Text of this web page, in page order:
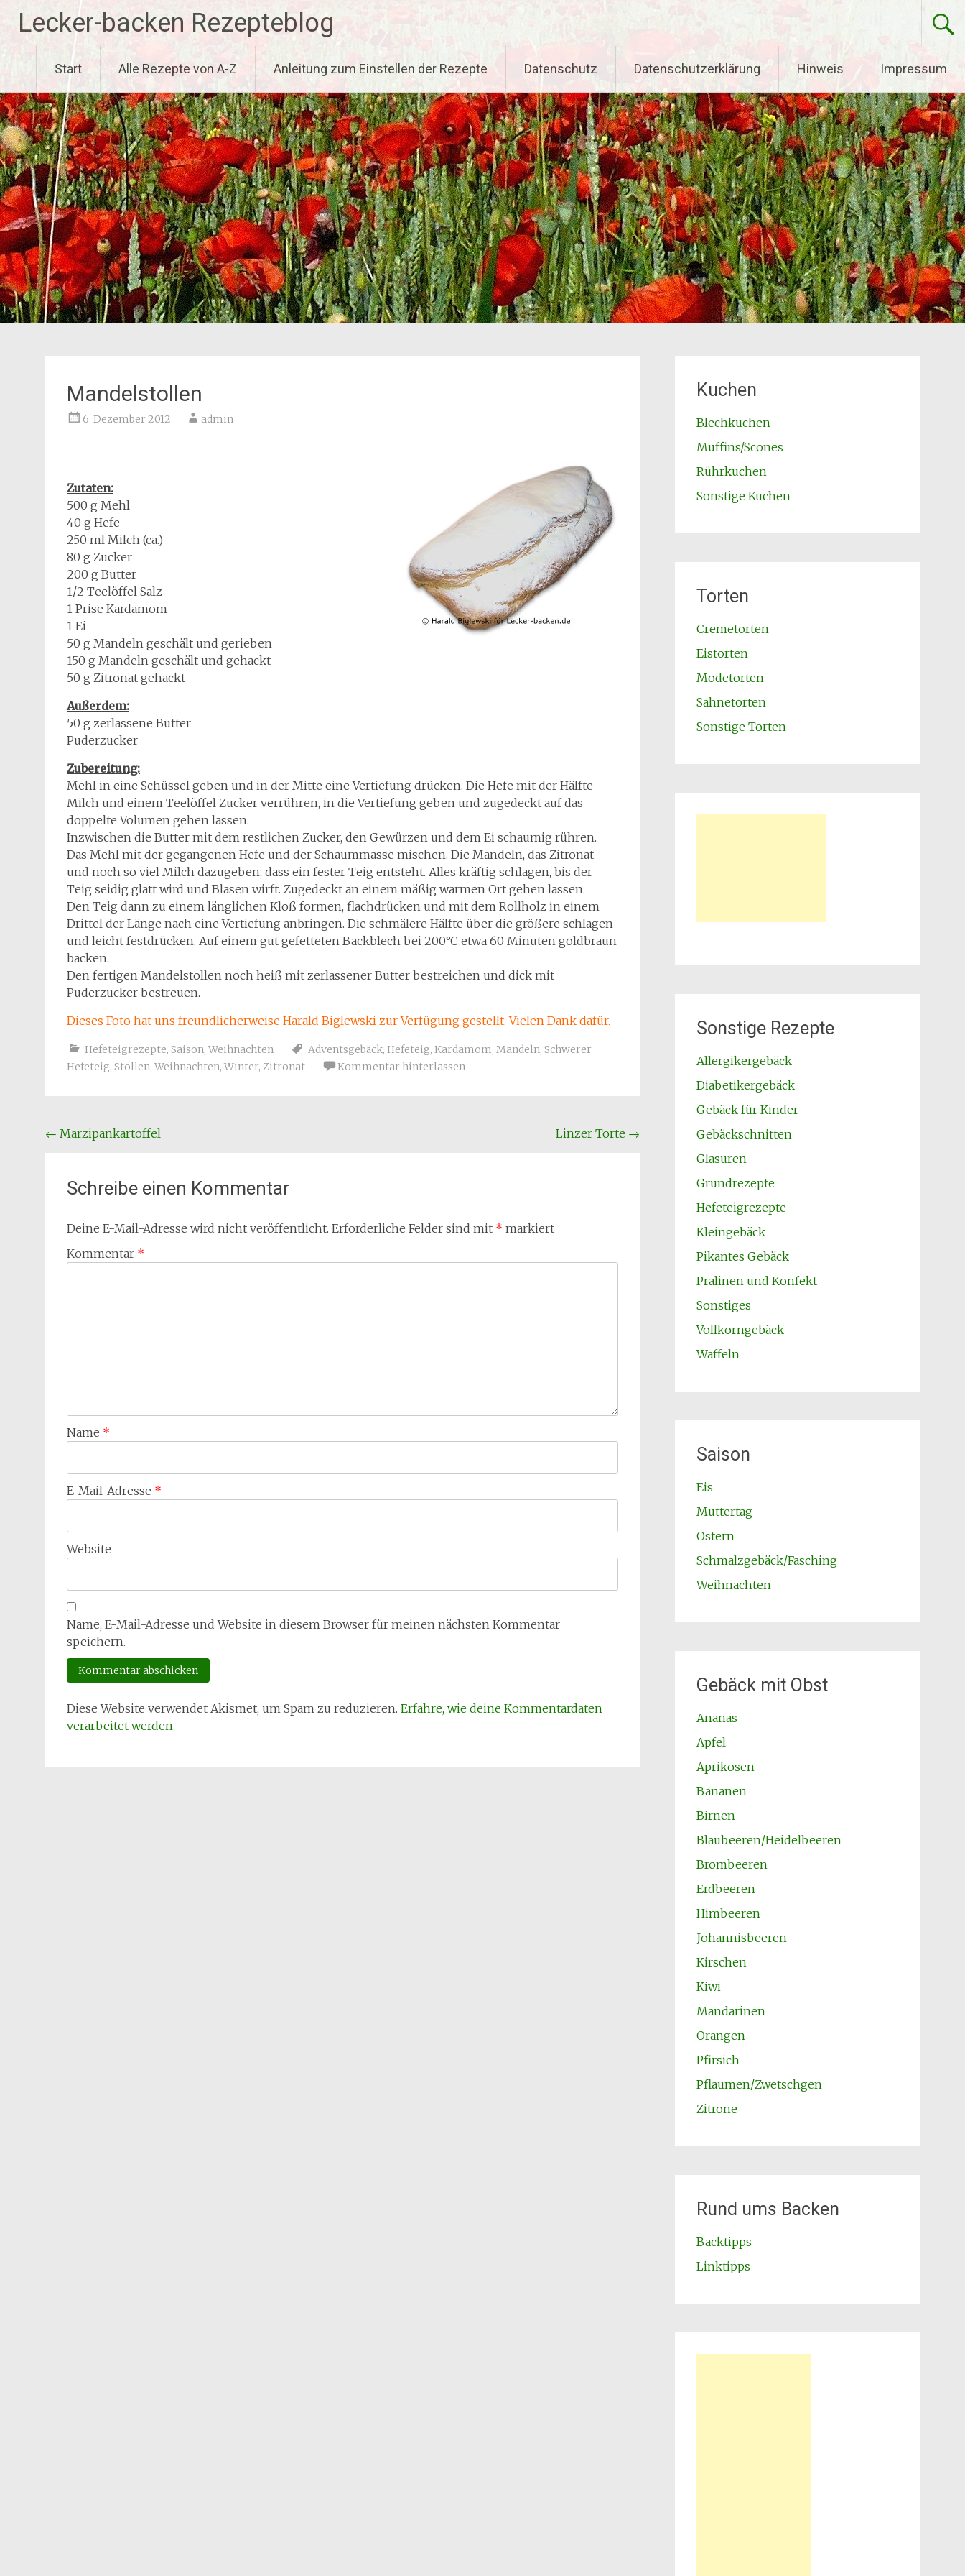
springen
Lecker-backen Rezepteblog
Start Alle Rezepte von A-Z Anleitung zum Einstellen der Rezepte Datenschutz Datenschutzerklärung Hinweis Impressum
Mandelstollen
6. Dezember 2012 admin
Zutaten:
500 g Mehl
40 g Hefe
250 ml Milch (ca.)
80 g Zucker
200 g Butter
1/2 Teelöffel Salz
1 Prise Kardamom
1 Ei
50 g Mandeln geschält und gerieben
150 g Mandeln geschält und gehackt
50 g Zitronat gehackt
Außerdem:
50 g zerlassene Butter
Puderzucker
Zubereitung:
Mehl in eine Schüssel geben und in der Mitte eine Vertiefung drücken. Die Hefe mit der Hälfte
Milch und einem Teelöffel Zucker verrühren, in die Vertiefung geben und zugedeckt auf das
doppelte Volumen gehen lassen.
Inzwischen die Butter mit dem restlichen Zucker, den Gewürzen und dem Ei schaumig rühren.
Das Mehl mit der gegangenen Hefe und der Schaummasse mischen. Die Mandeln, das Zitronat
und noch so viel Milch dazugeben, dass ein fester Teig entsteht. Alles kräftig schlagen, bis der
Teig seidig glatt wird und Blasen wirft. Zugedeckt an einem mäßig warmen Ort gehen lassen.
Den Teig dann zu einem länglichen Kloß formen, flachdrücken und mit dem Rollholz in einem
Drittel der Länge nach eine Vertiefung anbringen. Die schmälere Hälfte über die größere schlagen
und leicht festdrücken. Auf einem gut gefetteten Backblech bei 200°C etwa 60 Minuten goldbraun
backen.
Den fertigen Mandelstollen noch heiß mit zerlassener Butter bestreichen und dick mit
Puderzucker bestreuen.
Dieses Foto hat uns freundlicherweise Harald Biglewski zur Verfügung gestellt. Vielen Dank dafür.
Hefeteigrezepte, Saison, Weihnachten Adventsgebäck, Hefeteig, Kardamom, Mandeln, Schwerer
Hefeteig, Stollen, Weihnachten, Winter, Zitronat Kommentar hinterlassen
Beitragsnavigation
← Marzipankartoffel Linzer Torte →
Schreibe einen Kommentar
Deine E-Mail-Adresse wird nicht veröffentlicht. Erforderliche Felder sind mit * markiert
Kommentar *
Name *
E-Mail-Adresse *
Website
Name, E-Mail-Adresse und Website in diesem Browser für meinen nächsten Kommentar
speichern.
Diese Website verwendet Akismet, um Spam zu reduzieren. Erfahre, wie deine Kommentardaten
verarbeitet werden.
Kuchen
Blechkuchen
Muffins/Scones
Rührkuchen
Sonstige Kuchen
Torten
Cremetorten
Eistorten
Modetorten
Sahnetorten
Sonstige Torten
Sonstige Rezepte
Allergikergebäck
Diabetikergebäck
Gebäck für Kinder
Gebäckschnitten
Glasuren
Grundrezepte
Hefeteigrezepte
Kleingebäck
Pikantes Gebäck
Pralinen und Konfekt
Sonstiges
Vollkorngebäck
Waffeln
Saison
Eis
Muttertag
Ostern
Schmalzgebäck/Fasching
Weihnachten
Gebäck mit Obst
Ananas
Apfel
Aprikosen
Bananen
Birnen
Blaubeeren/Heidelbeeren
Brombeeren
Erdbeeren
Himbeeren
Johannisbeeren
Kirschen
Kiwi
Mandarinen
Orangen
Pfirsich
Pflaumen/Zwetschgen
Zitrone
Rund ums Backen
Backtipps
Linktipps